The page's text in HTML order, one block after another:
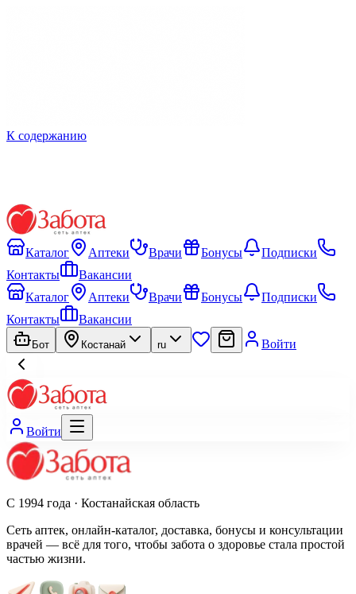
К содержанию
Каталог Аптеки Врачи Бонусы
Подписки
Контакты
Вакансии
Каталог
Аптеки Врачи Бонусы
Подписки
Контакты
Вакансии
Бот Костанай ru Войти
Войти
С 1994 года · Костанайская область
Сеть аптек, онлайн-каталог, доставка, бонусы и консультации
врачей — всё для того, чтобы забота о здоровье стала простой
частью жизни.